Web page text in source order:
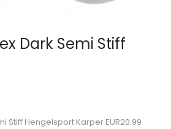
Dark Semi Stiff
Stiff Hengelsport Karper EUR20.99